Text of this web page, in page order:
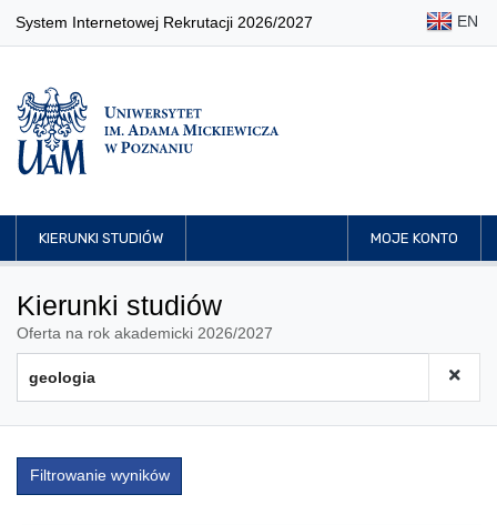
System Internetowej Rekrutacji 2026/2027 EN
KIERUNKI STUDIÓW MOJE KONTO
Kierunki studiów
Oferta na rok akademicki 2026/2027
Filtrowanie wyników